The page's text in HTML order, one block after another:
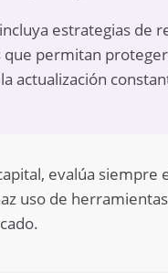
incluya estrategias de
que permitan
actualización
evalúa
uso de